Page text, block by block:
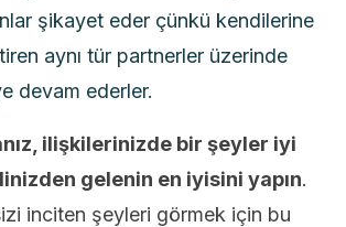
şikayet eder çünkü kendilerine
aynı tür partnerler üzerinde
devam ederler.
ilişkilerinizde bir şeyler iyi
gelenin en iyisini yapın.
inciten şeyleri görmek için bu